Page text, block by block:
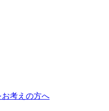
考えの方へ